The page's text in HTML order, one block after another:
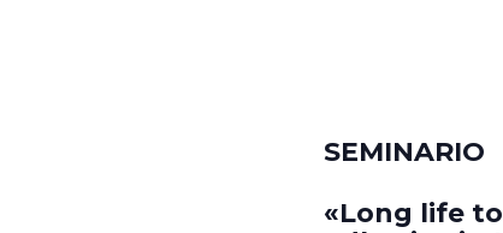
SEMINARIO
«Long life